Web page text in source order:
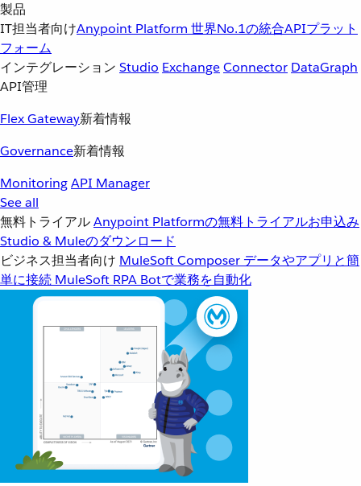
製品
IT担当者向けAnypoint Platform 世界No.1の統合APIプラット
フォーム
インテグレーション Studio ExchangeConnector DataGraph
API管理
Flex Gateway新着情報
Governance新着情報
MonitoringAPI Manager
See all
無料トライアルAnypoint Platformの無料トライアルお申込み
Studio & Muleのダウンロード
ビジネス担当者向け MuleSoft Composer データやアプリと簡
単に接続 MuleSoft RPA Botで業務を自動化